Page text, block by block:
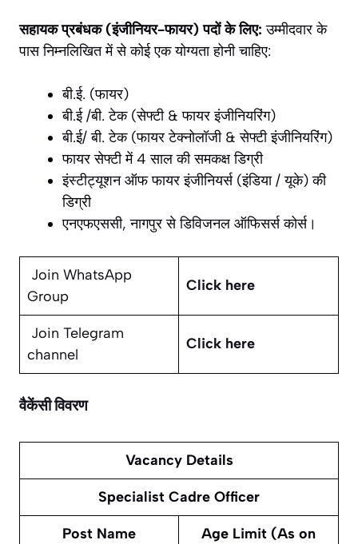
सहायक प्रबंधक (इंजीनियर-फायर) पदों के लिए: उम्मीदवार के
पास निम्नलिखित में से कोई एक योग्यता होनी चाहिए:
बी.ई. (फायर)
बी.ई /बी. टेक (सेफ्टी & फायर इंजीनियरिंग)
बी.ई/ बी. टेक (फायर टेक्नोलॉजी & सेफ्टी इंजीनियरिंग)
फायर सेफ्टी में 4 साल की समकक्ष डिग्री
इंस्टीट्यूशन ऑफ फायर इंजीनियर्स (इंडिया / यूके) की
डिग्री
एनएफएससी, नागपुर से डिविजनल ऑफिसर्स कोर्स।
Join WhatsApp
Group
Click here
Join Telegram
channel
Click here
वैकेंसी विवरण
Vacancy Details
Specialist Cadre Officer
Post Name Age Limit (As on